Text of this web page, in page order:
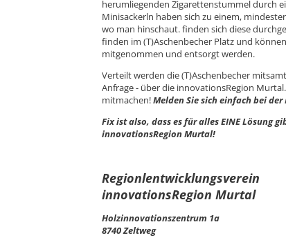
herumliegenden Zigarettenstummel durch
Minisackerln haben sich zu einem,
wo man hinschaut. finden sich diese
finden im (T)Aschenbecher Platz und
mitgenommen und entsorgt werden.
Verteilt werden die (T)Aschenbecher
Anfrage - über die innovationsRegion
mitmachen!Melden Sie sich einfach bei der
Fix ist also, dass es für alles EINE Lösung
innovationsRegion Murtal!
Regionlentwicklungsverein
innovationsRegion Murtal
Holzinnovationszentrum 1a
8740 Zeltweg